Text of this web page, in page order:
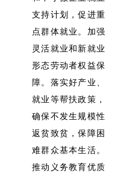
支持计划，促进重
点群体就业。加强
灵活就业和新就业
形态劳动者权益保
障。落实好产业、
就业等帮扶政策，
确保不发生规模性
返贫致贫，保障困
难群众基本生活。
推动义务教育优质